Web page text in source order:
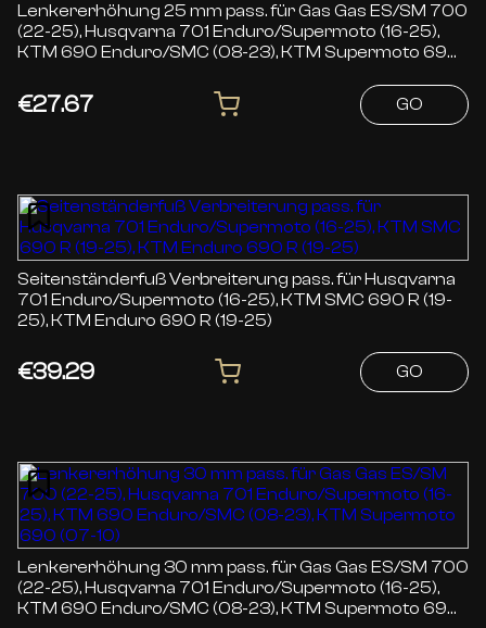
Lenkererhöhung 25 mm pass. für Gas Gas ES/SM 700
(22-25), Husqvarna 701 Enduro/Supermoto (16-25),
KTM 690 Enduro/SMC (08-23), KTM Supermoto 690
€27.67 GO
Seitenständerfuß Verbreiterung pass. für Husqvarna
701 Enduro/Supermoto (16-25), KTM SMC 690 R (19-
25), KTM Enduro 690 R (19-25)
€39.29 GO
Lenkererhöhung 30 mm pass. für Gas Gas ES/SM 700
(22-25), Husqvarna 701 Enduro/Supermoto (16-25),
KTM 690 Enduro/SMC (08-23), KTM Supermoto 690